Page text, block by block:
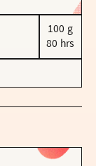
100 g
80 hrs